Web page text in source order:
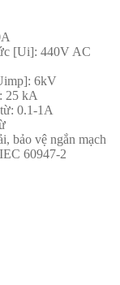
[Ui]: 440V AC
6kV
25 kA
0.1-1A
bảo vệ ngắn mạch
60947-2